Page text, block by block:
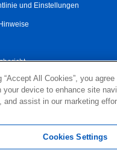
und Einstellungen
Partner
Ontrack - All Rights
“Accept All Cookies”, you
your device to enhance site
and assist in our marketing
Cookies Settings